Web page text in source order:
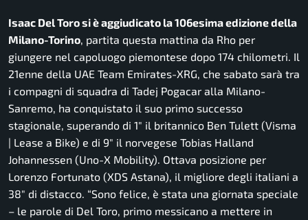
Isaac Del Toro si è aggiudicato la 106esima edizione della
Milano-Torino, partita questa mattina da Rho per
giungere nel capoluogo piemontese dopo 174 chilometri. Il
21enne della UAE Team Emirates-XRG, che sabato sarà tra
i compagni di squadra di Tadej Pogacar alla Milano-
Sanremo, ha conquistato il suo primo successo
stagionale, superando di 1″ il britannico Ben Tulett (Visma
| Lease a Bike) e di 9″ il norvegese Tobias Halland
Johannessen (Uno-X Mobility). Ottava posizione per
Lorenzo Fortunato (XDS Astana), il migliore degli italiani a
38″ di distacco. “Sono felice, è stata una giornata speciale
– le parole di Del Toro, primo messicano a mettere in